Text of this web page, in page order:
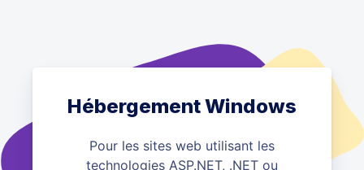
Hébergement Windows
Pour les sites web utilisant les
technologies ASP.NET, .NET ou